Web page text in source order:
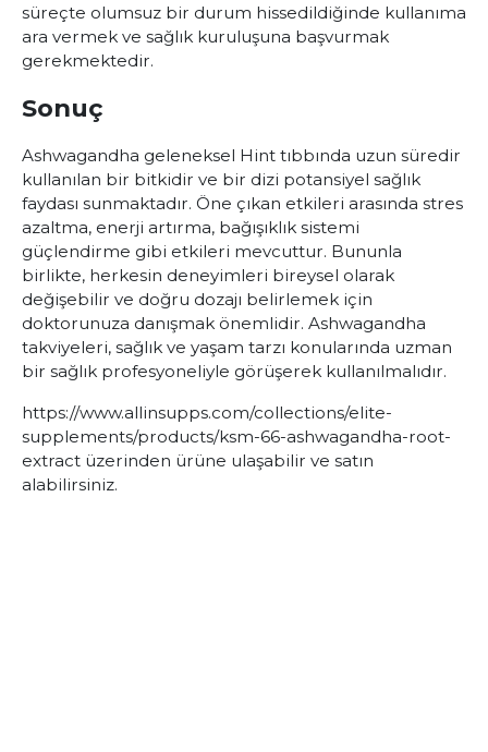
süreçte olumsuz bir durum hissedildiğinde kullanıma
ara vermek ve sağlık kuruluşuna başvurmak
gerekmektedir.
Sonuç
Ashwagandha geleneksel Hint tıbbında uzun süredir
kullanılan bir bitkidir ve bir dizi potansiyel sağlık
faydası sunmaktadır. Öne çıkan etkileri arasında stres
azaltma, enerji artırma, bağışıklık sistemi
güçlendirme gibi etkileri mevcuttur. Bununla
birlikte, herkesin deneyimleri bireysel olarak
değişebilir ve doğru dozajı belirlemek için
doktorunuza danışmak önemlidir. Ashwagandha
takviyeleri, sağlık ve yaşam tarzı konularında uzman
bir sağlık profesyoneliyle görüşerek kullanılmalıdır.
https://www.allinsupps.com/collections/elite-
supplements/products/ksm-66-ashwagandha-root-
extract üzerinden ürüne ulaşabilir ve satın
alabilirsiniz.